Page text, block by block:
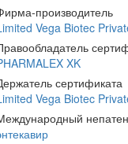
производитель
Vega Biotec
XK
сертификата
Vega Biotec